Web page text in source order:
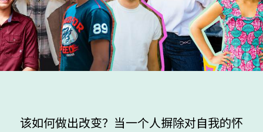
该如何做出改变？当一个人摒除对自我的怀